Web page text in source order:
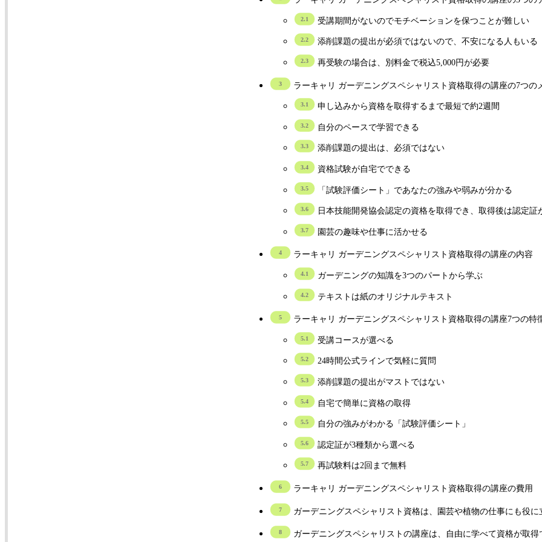
受講期間がないのでモチベーションを保つことが難しい
添削課題の提出が必須ではないので、不安になる人もいる
再受験の場合は、別料金で税込5,000円が必要
ラーキャリ ガーデニングスペシャリスト資格取得の講座の7つの
申し込みから資格を取得するまで最短で約2週間
自分のペースで学習できる
添削課題の提出は、必須ではない
資格試験が自宅でできる
「試験評価シート」であなたの強みや弱みが分かる
日本技能開発協会認定の資格を取得でき、取得後は認定証
園芸の趣味や仕事に活かせる
ラーキャリ ガーデニングスペシャリスト資格取得の講座の内容
ガーデニングの知識を3つのパートから学ぶ
テキストは紙のオリジナルテキスト
ラーキャリ ガーデニングスペシャリスト資格取得の講座7つの特
受講コースが選べる
24時間公式ラインで気軽に質問
添削課題の提出がマストではない
自宅で簡単に資格の取得
自分の強みがわかる「試験評価シート」
認定証が3種類から選べる
再試験料は2回まで無料
ラーキャリ ガーデニングスペシャリスト資格取得の講座の費用
ガーデニングスペシャリスト資格は、園芸や植物の仕事にも役に
ガーデニングスペシャリストの講座は、自由に学べて資格が取得